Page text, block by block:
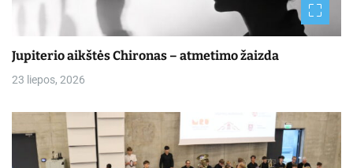
Jupiterio aikštės Chironas – atmetimo žaizda
23 liepos, 2026